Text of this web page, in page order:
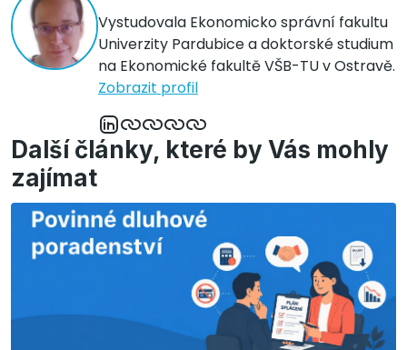
Vystudovala Ekonomicko správní fakultu
Univerzity Pardubice a doktorské studium
na Ekonomické fakultě VŠB-TU v Ostravě.
Zobrazit profil
Další články, které by Vás mohly
zajímat